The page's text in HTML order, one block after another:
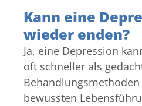
Kann eine
wieder enden?
Ja, eine Depression
oft schneller als
bewussten